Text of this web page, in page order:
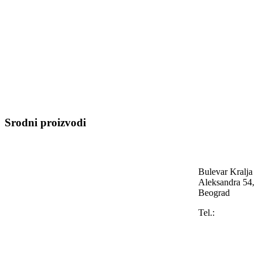
Srodni proizvodi
Bulevar Kralja
Aleksandra 54,
Beograd
Tel.: